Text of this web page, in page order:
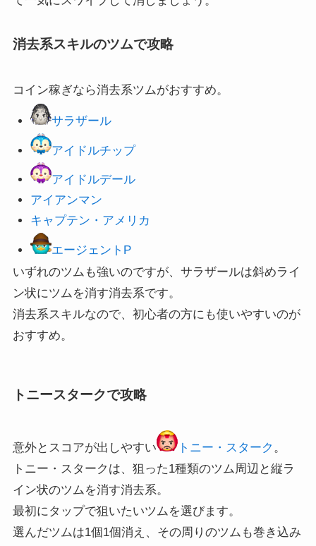
消去系スキルのツムで攻略
コイン稼ぎなら消去系ツムがおすすめ。
サラザール
アイドルチップ
アイドルデール
アイアンマン
キャプテン・アメリカ
エージェントP
いずれのツムも強いのですが、サラザールは斜めライ
ン状にツムを消す消去系です。
消去系スキルなので、初心者の方にも使いやすいのが
おすすめ。
トニースタークで攻略
意外とスコアが出しやすい トニー・スターク 。
トニー・スタークは、狙った1種類のツム周辺と縦ラ
イン状のツムを消す消去系。
最初にタップで狙いたいツムを選びます。
選んだツムは1個1個消え、その周りのツムも巻き込み